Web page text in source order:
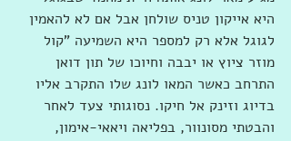
היא אייקון טניס שולחן אבל אם לא להאמין
לגוגל אלא רק למספר היא השמיעה "קול
מוזר ציוץ או יבבה וחיוכו של תון דואן
התרחב כאשר המאו לונג שלו התקרב אליו
בדיוג וזינק אל חיקו. נסוגותי צעד לאחר
והבטתי מסונוור, בפליאה ויאאי-אימון,